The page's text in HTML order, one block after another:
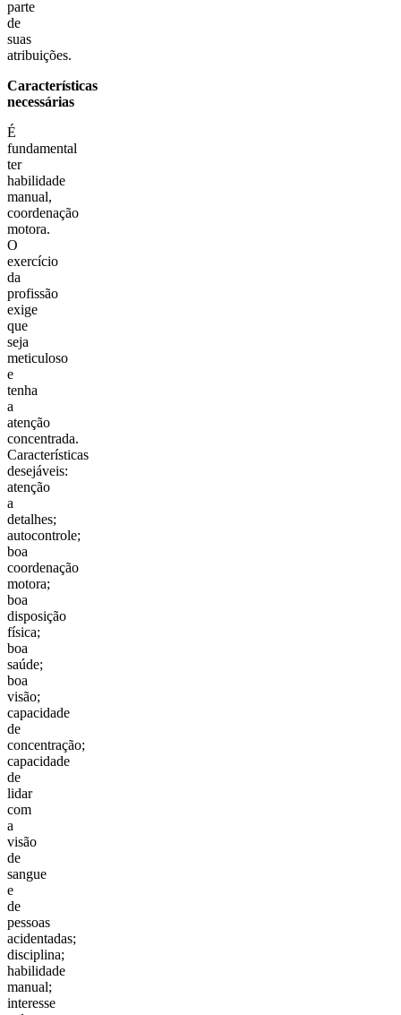
parte
de
suas
atribuições.
Características
necessárias
É
fundamental
ter
habilidade
manual,
coordenação
motora.
O
exercício
da
profissão
exige
que
seja
meticuloso
e
tenha
a
atenção
concentrada.
Características
desejáveis:
atenção
a
detalhes;
autocontrole;
boa
coordenação
motora;
boa
disposição
física;
boa
saúde;
boa
visão;
capacidade
de
concentração;
capacidade
de
lidar
com
a
visão
de
sangue
e
de
pessoas
acidentadas;
disciplina;
habilidade
manual;
interesse